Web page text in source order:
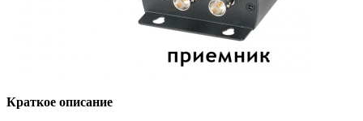
Краткое описание